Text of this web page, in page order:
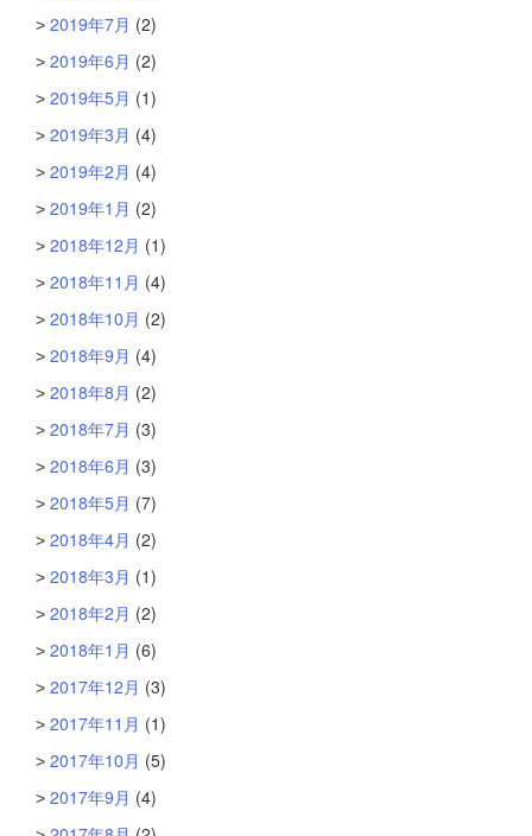
2019年7月 (2)
2019年6月 (2)
2019年5月 (1)
2019年3月 (4)
2019年2月 (4)
2019年1月 (2)
2018年12月 (1)
2018年11月 (4)
2018年10月 (2)
2018年9月 (4)
2018年8月 (2)
2018年7月 (3)
2018年6月 (3)
2018年5月 (7)
2018年4月 (2)
2018年3月 (1)
2018年2月 (2)
2018年1月 (6)
2017年12月 (3)
2017年11月 (1)
2017年10月 (5)
2017年9月 (4)